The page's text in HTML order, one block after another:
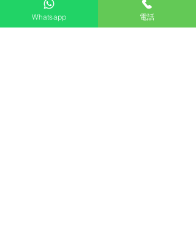
服務收費
免費基本安裝：此產品不包安裝
Whatsapp 電話